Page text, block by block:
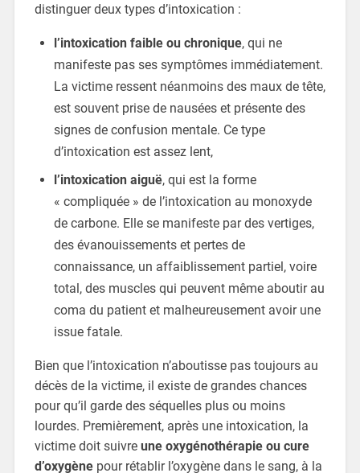
distinguer deux types d’intoxication :
l’intoxication faible ou chronique, qui ne
manifeste pas ses symptômes immédiatement.
La victime ressent néanmoins des maux de tête,
est souvent prise de nausées et présente des
signes de confusion mentale. Ce type
d’intoxication est assez lent,
l’intoxication aiguë, qui est la forme
« compliquée » de l’intoxication au monoxyde
de carbone. Elle se manifeste par des vertiges,
des évanouissements et pertes de
connaissance, un affaiblissement partiel, voire
total, des muscles qui peuvent même aboutir au
coma du patient et malheureusement avoir une
issue fatale.
Bien que l’intoxication n’aboutisse pas toujours au
décès de la victime, il existe de grandes chances
pour qu’il garde des séquelles plus ou moins
lourdes. Premièrement, après une intoxication, la
victime doit suivre une oxygénothérapie ou cure
d’oxygènepour rétablir l’oxygène dans le sang, à la